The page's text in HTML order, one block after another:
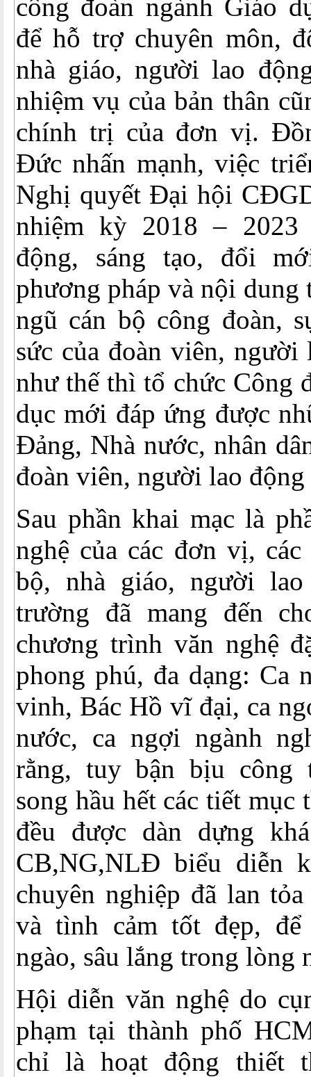
công đoàn ngành Giáo
để hỗ trợ chuyên môn,
nhà giáo, người lao
nhiệm vụ của bản thân
chính trị của đơn vị.
Đức nhấn mạnh, việc
Nghị quyết Đại hội
nhiệm kỳ 2018 –
động, sáng tạo, đổi
phương pháp và nội dung
ngũ cán bộ công đoàn,
sức của đoàn viên,
như thế thì tổ chức Công
dục mới đáp ứng được
Đảng, Nhà nước, nhân
đoàn viên, người lao
Sau phần khai mạc là
nghệ của các đơn vị,
bộ, nhà giáo, người
trường đã mang đến
chương trình văn nghệ
phong phú, đa dạng: Ca
vinh, Bác Hồ vĩ đại, ca
nước, ca ngợi ngành
rằng, tuy bận bịu công
song hầu hết các tiết mục
đều được dàn dựng
CB,NG,NLĐ biểu diễn
chuyên nghiệp đã lan
và tình cảm tốt đẹp,
ngào, sâu lắng trong lòng
Hội diễn văn nghệ do
phạm tại thành phố
chỉ là hoạt động thiết